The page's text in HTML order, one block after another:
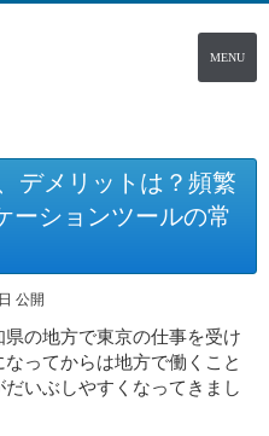
MENU
デメリットは？頻繁
ーションツールの常
公開
の地方で東京の仕事を受け
ってからは地方で働くこと
いぶしやすくなってきまし